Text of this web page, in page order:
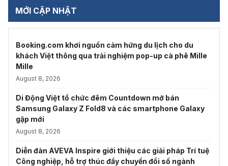
MỚI CẬP NHẬT
Booking.com khơi nguồn cảm hứng du lịch cho du
khách Việt thông qua trải nghiệm pop-up cà phê Mille
Mille
August 8, 2026
Di Động Việt tổ chức đêm Countdown mở bán
Samsung Galaxy Z Fold8 và các smartphone Galaxy
gập mới
August 8, 2026
Diễn đàn AVEVA Inspire giới thiệu các giải pháp Trí tuệ
Công nghiệp, hỗ trợ thúc đẩy chuyển đổi số ngành